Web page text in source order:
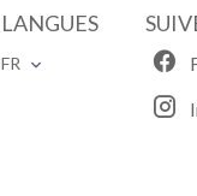
LANGUES
FR